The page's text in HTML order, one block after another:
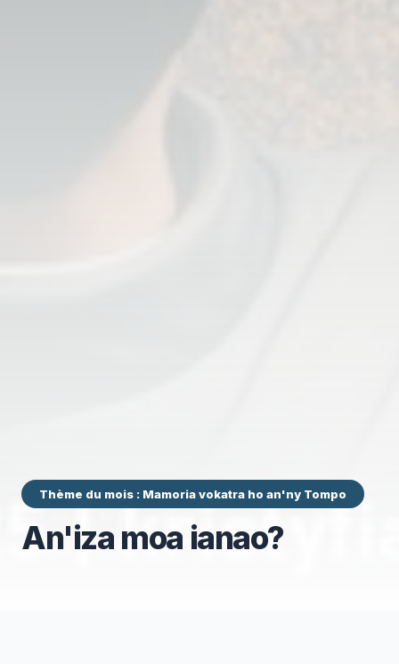
Thème du mois : Mamoria vokatra ho an'ny Tompo
An'iza moa ianao?